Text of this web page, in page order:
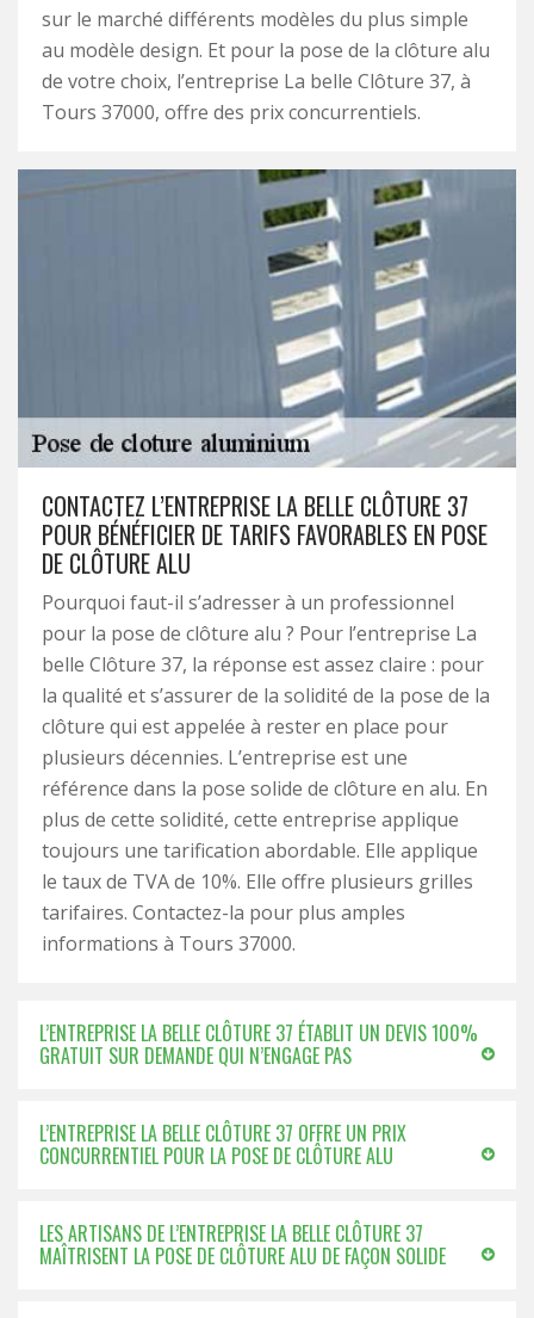
sur le marché différents modèles du plus simple
au modèle design. Et pour la pose de la clôture alu
de votre choix, l’entreprise La belle Clôture 37, à
Tours 37000, offre des prix concurrentiels.
CONTACTEZ L’ENTREPRISE LA BELLE CLÔTURE 37
POUR BÉNÉFICIER DE TARIFS FAVORABLES EN POSE
DE CLÔTURE ALU
Pourquoi faut-il s’adresser à un professionnel
pour la pose de clôture alu ? Pour l’entreprise La
belle Clôture 37, la réponse est assez claire : pour
la qualité et s’assurer de la solidité de la pose de la
clôture qui est appelée à rester en place pour
plusieurs décennies. L’entreprise est une
référence dans la pose solide de clôture en alu. En
plus de cette solidité, cette entreprise applique
toujours une tarification abordable. Elle applique
le taux de TVA de 10%. Elle offre plusieurs grilles
tarifaires. Contactez-la pour plus amples
informations à Tours 37000.
L’ENTREPRISE LA BELLE CLÔTURE 37 ÉTABLIT UN DEVIS 100%
GRATUIT SUR DEMANDE QUI N’ENGAGE PAS
L’ENTREPRISE LA BELLE CLÔTURE 37 OFFRE UN PRIX
CONCURRENTIEL POUR LA POSE DE CLÔTURE ALU
LES ARTISANS DE L’ENTREPRISE LA BELLE CLÔTURE 37
MAÎTRISENT LA POSE DE CLÔTURE ALU DE FAÇON SOLIDE